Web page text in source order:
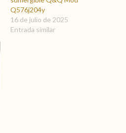
Q576j204y
16 de julio de 2025
Entrada similar